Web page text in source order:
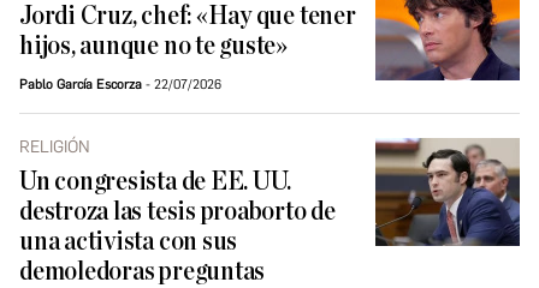
Jordi Cruz, chef: «Hay que tener
hijos, aunque no te guste»
Pablo García Escorza 22/07/2026
RELIGIÓN
Un congresista de EE. UU.
destroza las tesis proaborto de
una activista con sus
demoledoras preguntas